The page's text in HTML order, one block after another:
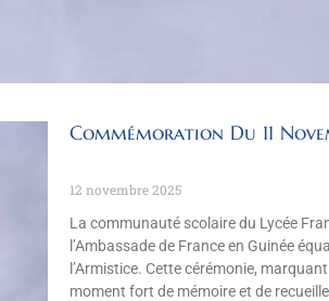
Commémoration Du 11
12 novembre 2025
La communauté scolaire du Lycée
l’Ambassade de France en Guinée
l’Armistice. Cette cérémonie,
moment fort de mémoire et de